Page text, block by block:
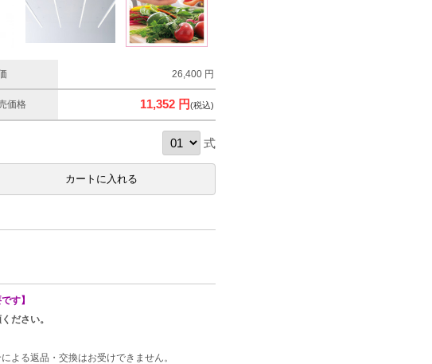
26,400 円
価格 11,352 円(税込)
式
す】
ださい。
よる返品・交換はお受けできません。